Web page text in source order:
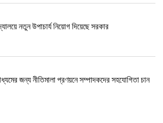
নতুন উপাচার্য নিয়োগ দিয়েছে সরকার
জন্য নীতিমালা প্রণয়নে সম্পাদকদের সহযোগিতা চান